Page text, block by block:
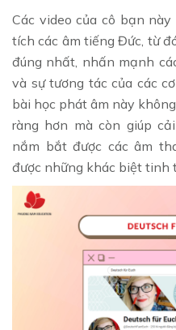
Các video của cô bạn
tích các âm tiếng Đức, từ
đúng nhất, nhấn mạnh
và sự tương tác của các
bài học phát âm này
ràng hơn mà còn giúp
nắm bắt được các âm
được những khác biệt tinh